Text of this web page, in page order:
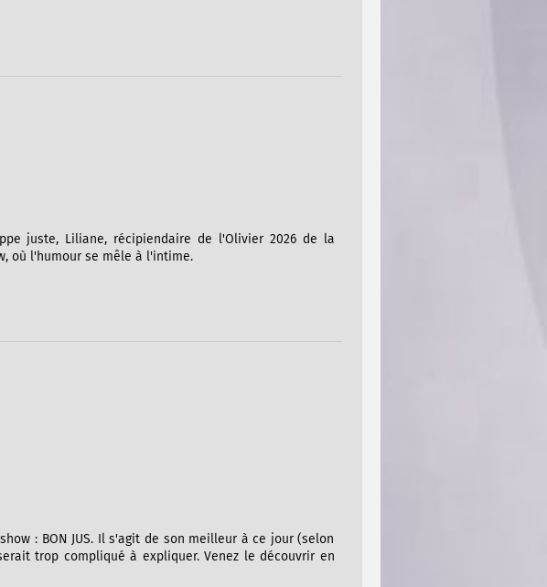
juste, Liliane, récipiendaire de l'Olivier 2026 de la
où l'humour se mêle à l'intime.
: BON JUS. Il s'agit de son meilleur à ce jour (selon
trop compliqué à expliquer. Venez le découvrir en